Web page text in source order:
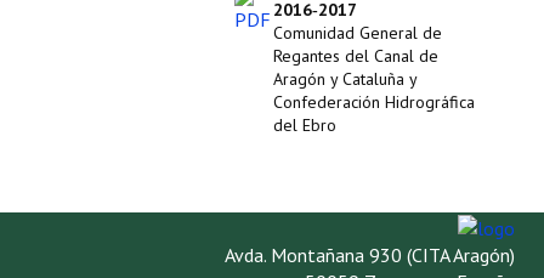
2016‑2017
Comunidad General de
Regantes del Canal de
Aragón y Cataluña y
Confederación Hidrográfica
del Ebro
Avda. Montañana 930 (CITA Aragón)